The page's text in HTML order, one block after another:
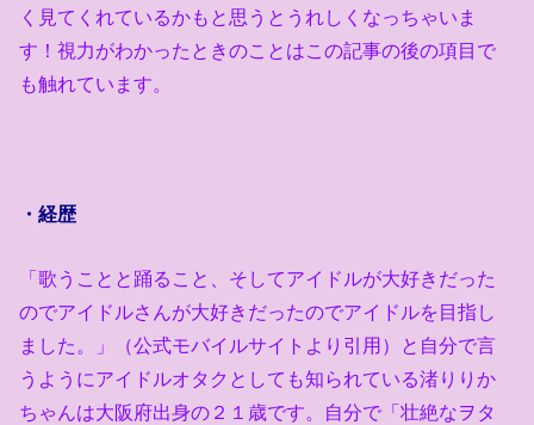
く見てくれているかもと思うとうれしくなっちゃいま
す！視力がわかったときのことはこの記事の後の項目で
も触れています。
・経歴
「歌うことと踊ること、そしてアイドルが大好きだった
のでアイドルさんが大好きだったのでアイドルを目指し
ました。」（公式モバイルサイトより引用）と自分で言
うようにアイドルオタクとしても知られている渚りりか
ちゃんは大阪府出身の２１歳です。自分で「壮絶なヲタ